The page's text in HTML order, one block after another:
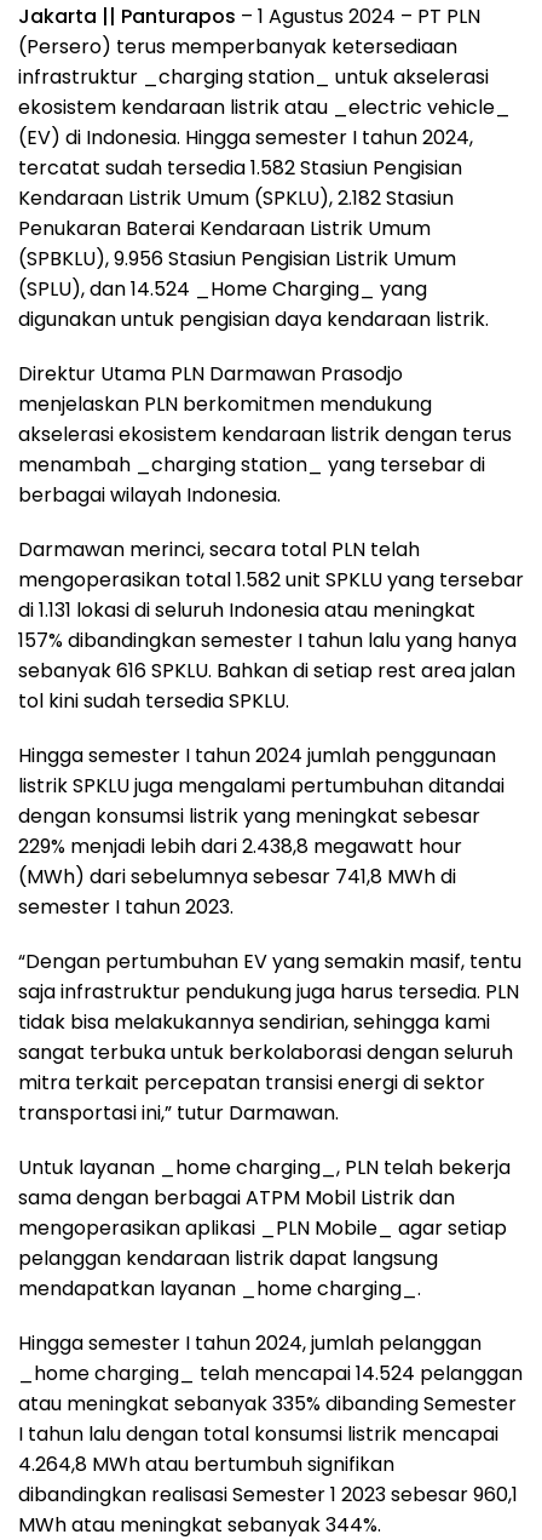
Jakarta || Panturapos – 1 Agustus 2024 – PT PLN
(Persero) terus memperbanyak ketersediaan
infrastruktur _charging station_ untuk akselerasi
ekosistem kendaraan listrik atau _electric vehicle_
(EV) di Indonesia. Hingga semester I tahun 2024,
tercatat sudah tersedia 1.582 Stasiun Pengisian
Kendaraan Listrik Umum (SPKLU), 2.182 Stasiun
Penukaran Baterai Kendaraan Listrik Umum
(SPBKLU), 9.956 Stasiun Pengisian Listrik Umum
(SPLU), dan 14.524 _Home Charging_ yang
digunakan untuk pengisian daya kendaraan listrik.
Direktur Utama PLN Darmawan Prasodjo
menjelaskan PLN berkomitmen mendukung
akselerasi ekosistem kendaraan listrik dengan terus
menambah _charging station_ yang tersebar di
berbagai wilayah Indonesia.
Darmawan merinci, secara total PLN telah
mengoperasikan total 1.582 unit SPKLU yang tersebar
di 1.131 lokasi di seluruh Indonesia atau meningkat
157% dibandingkan semester I tahun lalu yang hanya
sebanyak 616 SPKLU. Bahkan di setiap rest area jalan
tol kini sudah tersedia SPKLU.
Hingga semester I tahun 2024 jumlah penggunaan
listrik SPKLU juga mengalami pertumbuhan ditandai
dengan konsumsi listrik yang meningkat sebesar
229% menjadi lebih dari 2.438,8 megawatt hour
(MWh) dari sebelumnya sebesar 741,8 MWh di
semester I tahun 2023.
“Dengan pertumbuhan EV yang semakin masif, tentu
saja infrastruktur pendukung juga harus tersedia. PLN
tidak bisa melakukannya sendirian, sehingga kami
sangat terbuka untuk berkolaborasi dengan seluruh
mitra terkait percepatan transisi energi di sektor
transportasi ini,” tutur Darmawan.
Untuk layanan _home charging_, PLN telah bekerja
sama dengan berbagai ATPM Mobil Listrik dan
mengoperasikan aplikasi _PLN Mobile_ agar setiap
pelanggan kendaraan listrik dapat langsung
mendapatkan layanan _home charging_.
Hingga semester I tahun 2024, jumlah pelanggan
_home charging_ telah mencapai 14.524 pelanggan
atau meningkat sebanyak 335% dibanding Semester
I tahun lalu dengan total konsumsi listrik mencapai
4.264,8 MWh atau bertumbuh signifikan
dibandingkan realisasi Semester 1 2023 sebesar 960,1
MWh atau meningkat sebanyak 344%.